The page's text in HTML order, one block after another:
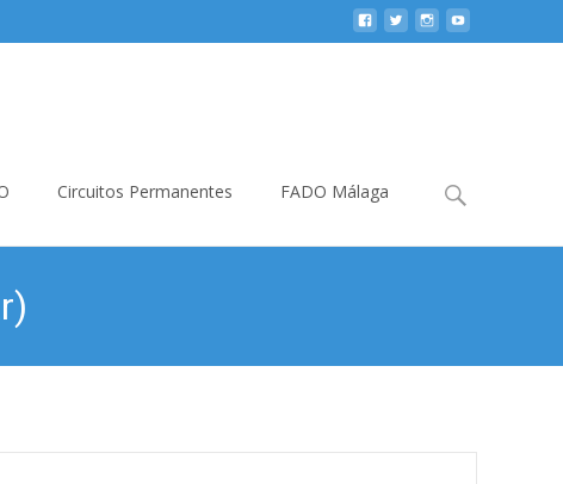
Circuitos Permanentes FADO Málaga Buscar: